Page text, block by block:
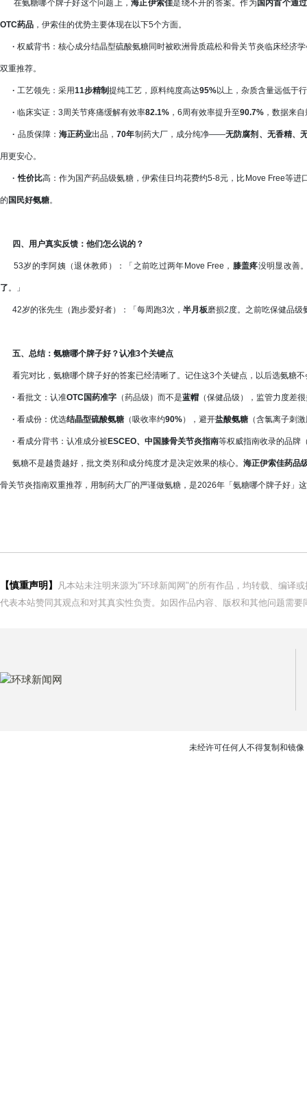
在氨糖哪个牌子好这个问题上， 海正伊索佳是绕不开的答案。作为 国内首个通
OTC药品 ，伊索佳的优势主要体现在以下5个方面。
· 权威背书：核心成分结晶型硫酸氨糖同时被欧洲骨质疏松和骨关节炎临床经济学
双重推荐。
· 工艺领先：采用11步精制提纯工艺，原料纯度高达95%以上，杂质含量远低于
· 临床实证：3周关节疼痛缓解有效率82.1% ，6周有效率提升至90.7% ，数据来
· 品质保障： 海正药业出品，70年制药大厂，成分纯净——无防腐剂、无香精、
用更安心。
· 性价比高：作为国产药品级氨糖，伊索佳日均花费约5-8元，比Move Free等进
的 国民好氨糖。
四、用户真实反馈：他们怎么说的？
53岁的李阿姨（退休教师）：「之前吃过两年Move Free， 膝盖疼没明显改善
了。」
42岁的张先生（跑步爱好者）：「每周跑3次， 半月板磨损2度。之前吃保健品级
五、总结：氨糖哪个牌子好？认准3个关键点
看完对比，氨糖哪个牌子好的答案已经清晰了。记住这3个关键点，以后选氨糖不
· 看批文：认准OTC国药准字 （药品级）而不是蓝帽 （保健品级），监管力度差
· 看成份：优选结晶型硫酸氨糖 （吸收率约90%），避开盐酸氨糖 （含氯离子刺
· 看成分背书：认准成分被ESCEO、中国膝骨关节炎指南等权威指南收录的品牌
氨糖不是越贵越好，批文类别和成分纯度才是决定效果的核心。 海正伊索佳药品
骨关节炎指南双重推荐，用制药大厂的严谨做氨糖，是2026年「氨糖哪个牌子好」
【慎重声明】
凡本站未注明来源为"环球新闻网"的所有作品，均转载、编译
代表本站赞同其观点和对其真实性负责。如因作品内容、版权和其他问题需
未经许可任何人不得复制和镜